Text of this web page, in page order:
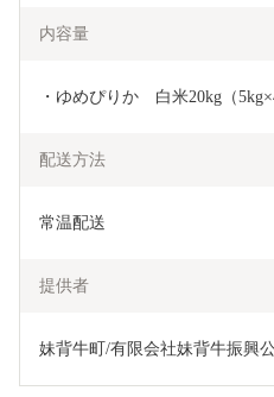
内容量
・ゆめぴりか　白米20kg（
配送方法
常温配送
提供者
妹背牛町/有限会社妹背牛振興